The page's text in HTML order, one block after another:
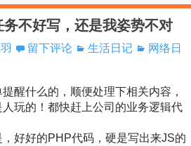
不好写，还是我姿势不对
留下评论 生活日记
网络日
什么的，顺便处理下相关内容，
玩的！都快赶上公司的业务逻辑代
好的PHP代码，硬是写出来JS的